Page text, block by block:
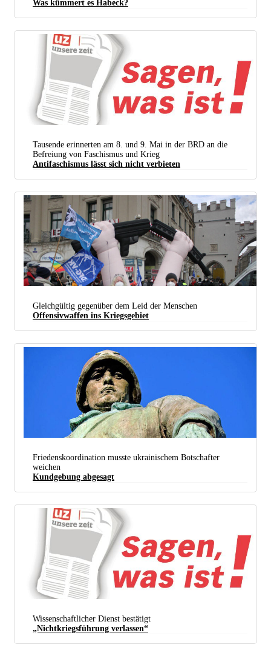
Es hätte auch „lauter und eierwerferiger“ ausgehen können, sagte Habeck nach seinem Besuch der
Raffinerie PCK in Schwedt, wo er der Belegschaft keinen „rosaroten Himmel“ malen wollte. Der
Mann weiß, was er tut. (Foto:
Heinrich-Böll-Stiftung / Flickr /
Was kümmert es Habeck?
Tausende erinnerten am 8. und 9. Mai in der BRD an die
Befreiung von Faschismus und Krieg
Antifaschismus lässt sich nicht verbieten
„Die Waffen nieder“ forderten auch die Demonstrantinnen und Demonstranten gegen die NATO-
Sicherheitskonferenz Mitte Februar in München. (Foto: SDAJ München)
Gleichgültig gegenüber dem Leid der Menschen
Offensivwaffen ins Kriegsgebiet
Unter seinen Augen geschahen unsägliche Dinge am 8. Mai.
Friedenskoordination musste ukrainischem Botschafter
weichen
Kundgebung abgesagt
Wissenschaftlicher Dienst bestätigt
„Nichtkriegsführung verlassen“